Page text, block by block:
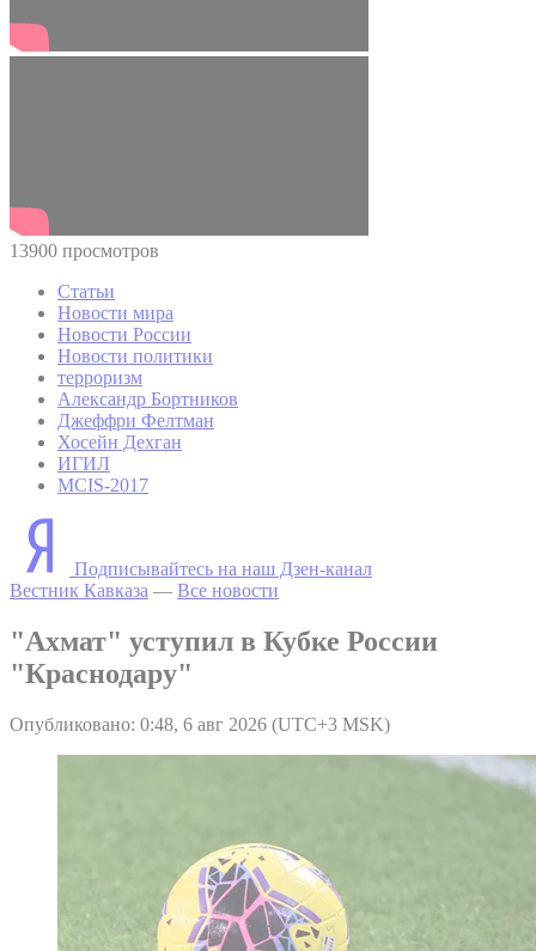
13900 просмотров
Статьи
Новости мира
Новости России
Новости политики
терроризм
Александр Бортников
Джеффри Фелтман
Хосейн Дехган
ИГИЛ
MCIS-2017
Подписывайтесь на наш Дзен-канал
Вестник Кавказа — Все новости
"Ахмат" уступил в Кубке России
"Краснодару"
Опубликовано: 0:48, 6 авг 2026 (UTC+3 MSK)